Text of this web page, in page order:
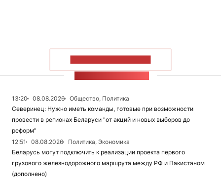
13:20 08.08.2026
Общество, Политика
Северинец: Нужно иметь команды, готовые при возможности
провести в регионах Беларуси "от акций и новых выборов до
реформ"
12:51
08.08.2026
Политика, Экономика
Беларусь могут подключить к реализации проекта первого
грузового железнодорожного маршрута между РФ и Пакистаном
(дополнено)